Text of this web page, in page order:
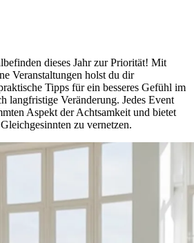
dieses Jahr zur Priorität! Mit
Veranstaltungen holst du dir
Tipps für ein besseres Gefühl im
langfristige Veränderung. Jedes Event
Aspekt der Achtsamkeit und bietet
zu vernetzen.